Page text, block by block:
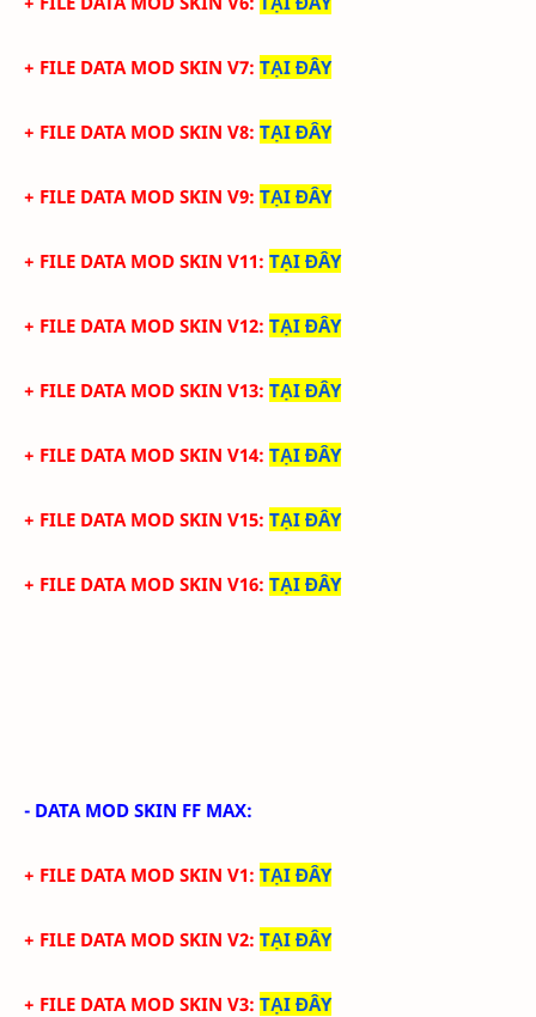
+ FILE DATA MOD SKIN V7: TẠI ĐÂY
+ FILE DATA MOD SKIN V8: TẠI ĐÂY
+ FILE DATA MOD SKIN V9: TẠI ĐÂY
+ FILE DATA MOD SKIN V11: TẠI ĐÂY
+ FILE DATA MOD SKIN V12: TẠI ĐÂY
+ FILE DATA MOD SKIN V13: TẠI ĐÂY
+ FILE DATA MOD SKIN V14: TẠI ĐÂY
+ FILE DATA MOD SKIN V15: TẠI ĐÂY
+ FILE DATA MOD SKIN V16: TẠI ĐÂY
- DATA MOD SKIN FF MAX:
+ FILE DATA MOD SKIN V1: TẠI ĐÂY
+ FILE DATA MOD SKIN V2: TẠI ĐÂY
+ FILE DATA MOD SKIN V3: TẠI ĐÂY